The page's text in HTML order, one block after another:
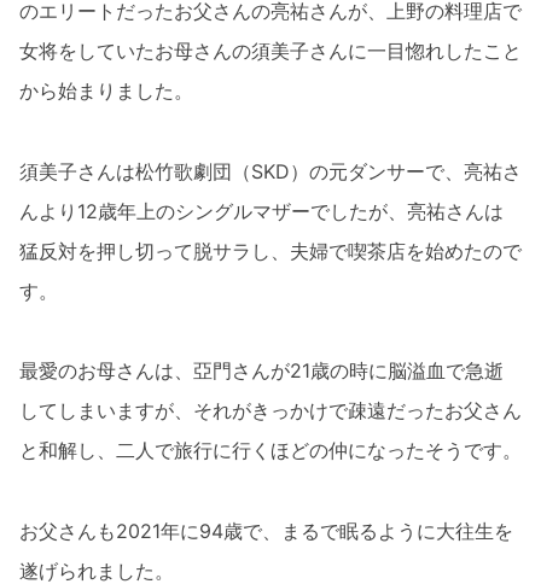
のエリートだったお父さんの亮祐さんが、上野の料理店で
女将をしていたお母さんの須美子さんに一目惚れしたこと
から始まりました。
須美子さんは松竹歌劇団（SKD）の元ダンサーで、亮祐さ
んより12歳年上のシングルマザーでしたが、亮祐さんは
猛反対を押し切って脱サラし、夫婦で喫茶店を始めたので
す。
最愛のお母さんは、亞門さんが21歳の時に脳溢血で急逝
してしまいますが、それがきっかけで疎遠だったお父さん
と和解し、二人で旅行に行くほどの仲になったそうです。
お父さんも2021年に94歳で、まるで眠るように大往生を
遂げられました。